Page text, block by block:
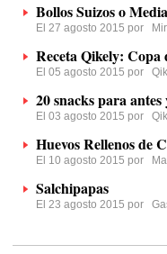
Bollos Suizos o
El 27 agosto 2015 por
Receta Qikely:
El 05 agosto 2015 por
20 snacks para
El 03 agosto 2015 por
Huevos Rellenos de
El 10 agosto 2015 por
Salchipapas
El 23 agosto 2015 por